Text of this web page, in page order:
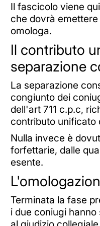
Il fascicolo viene
che dovrà
omologa.
Il contributo
separazione
La separazione
congiunto dei
dell'art 711 c.p.c,
contributo unificato
Nulla invece è
forfettarie, dalle
esente.
Terminata la fase
i due coniugi